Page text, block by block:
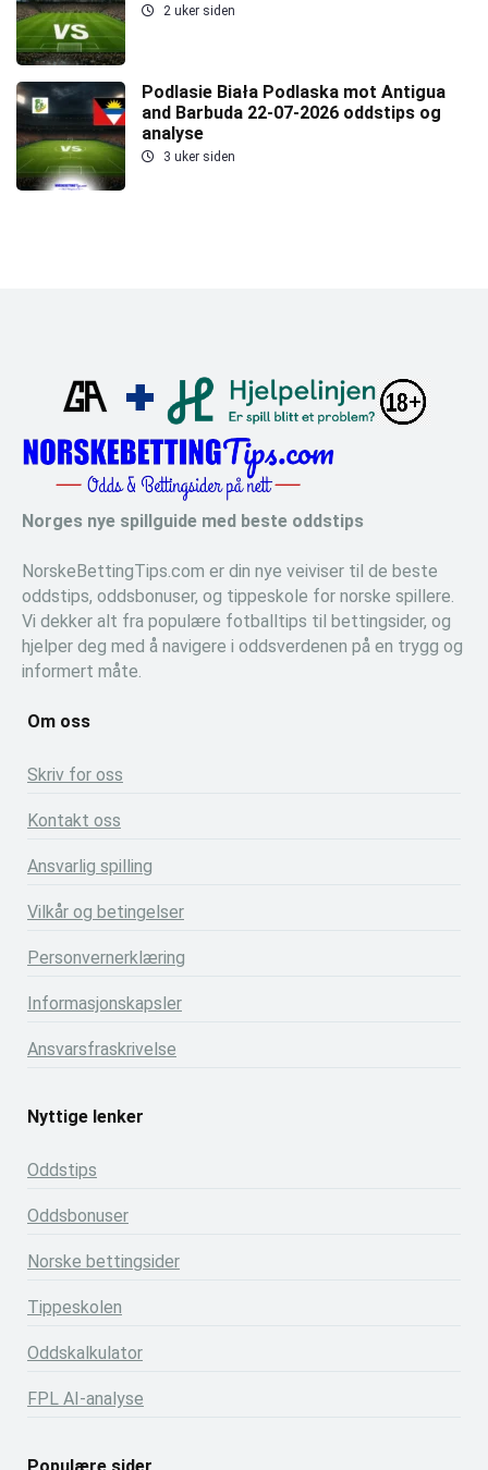
2 uker siden
Podlasie Biała Podlaska mot Antigua
and Barbuda 22-07-2026 oddstips og
analyse
3 uker siden
Norges nye spillguide med beste oddstips
NorskeBettingTips.com er din nye veiviser til de beste
oddstips, oddsbonuser, og tippeskole for norske spillere.
Vi dekker alt fra populære fotballtips til bettingsider, og
hjelper deg med å navigere i oddsverdenen på en trygg og
informert måte.
Om oss
Skriv for oss
Kontakt oss
Ansvarlig spilling
Vilkår og betingelser
Personvernerklæring
Informasjonskapsler
Ansvarsfraskrivelse
Nyttige lenker
Oddstips
Oddsbonuser
Norske bettingsider
Tippeskolen
Oddskalkulator
FPL AI-analyse